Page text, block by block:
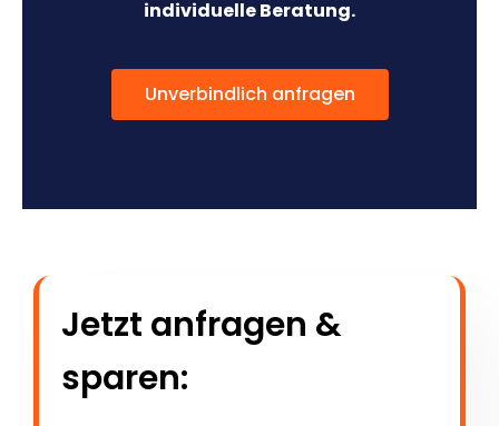
individuelle Beratung.
Unverbindlich anfragen
Jetzt anfragen &
sparen: